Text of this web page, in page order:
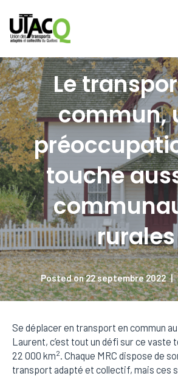
Le
commun,
touche
rurales
Posted on22 septembre 2022
Se déplacer en transport en commun
Laurent, c’est tout un défi sur ce vaste
22 000 km2. Chaque MRC dispose de
transport adapté et collectif, mais ces